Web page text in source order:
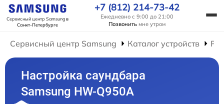
Сервисный центр Samsungв
Санкт-Петербурге
+7 (812) 214-73-42
Ежедневно с 9:00 до 21:00
Позвонить мне утром
Сервисный центр Samsung Каталог устройств
Настройка саундбара
Samsung HW-Q950A